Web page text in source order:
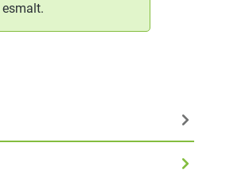
esmalt.